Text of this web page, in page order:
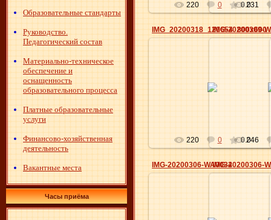
Образовательные стандарты
Руководство.
Педагогический состав
Материально-техническое
обеспечение и
оснащенность
образовательного процесса
Платные образовательные
услуги
Финансово-хозяйственная
деятельность
Вакантные места
Часы приёма
220 0 0.0231
IMG_20200318_120654_800x600
220 0 0.0
IMG-20200309-
246
IMG-20200306-WA0034IMG-20200306-